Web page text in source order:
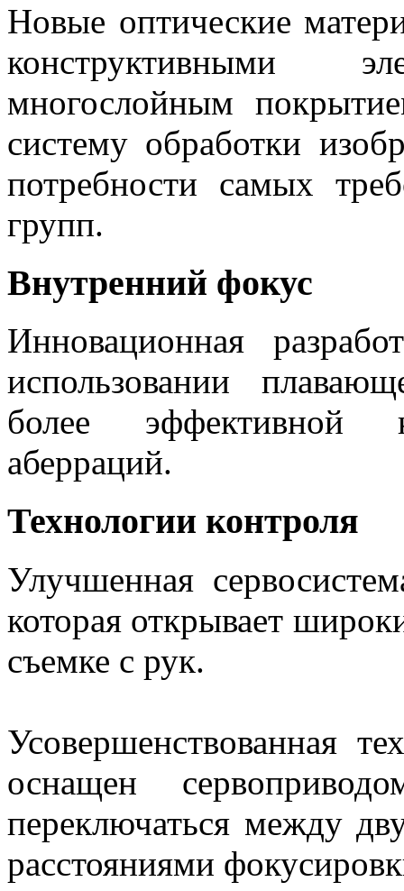
Новые оптические
конструктивными
многослойным
систему обработки
потребности самых
групп.
Внутренний фокус
Инновационная
использовании
более эффективной
аберраций.
Технологии контроля
Улучшенная
которая открывает
съемке с рук.
Усовершенствованная
оснащен
переключаться между
расстояниями